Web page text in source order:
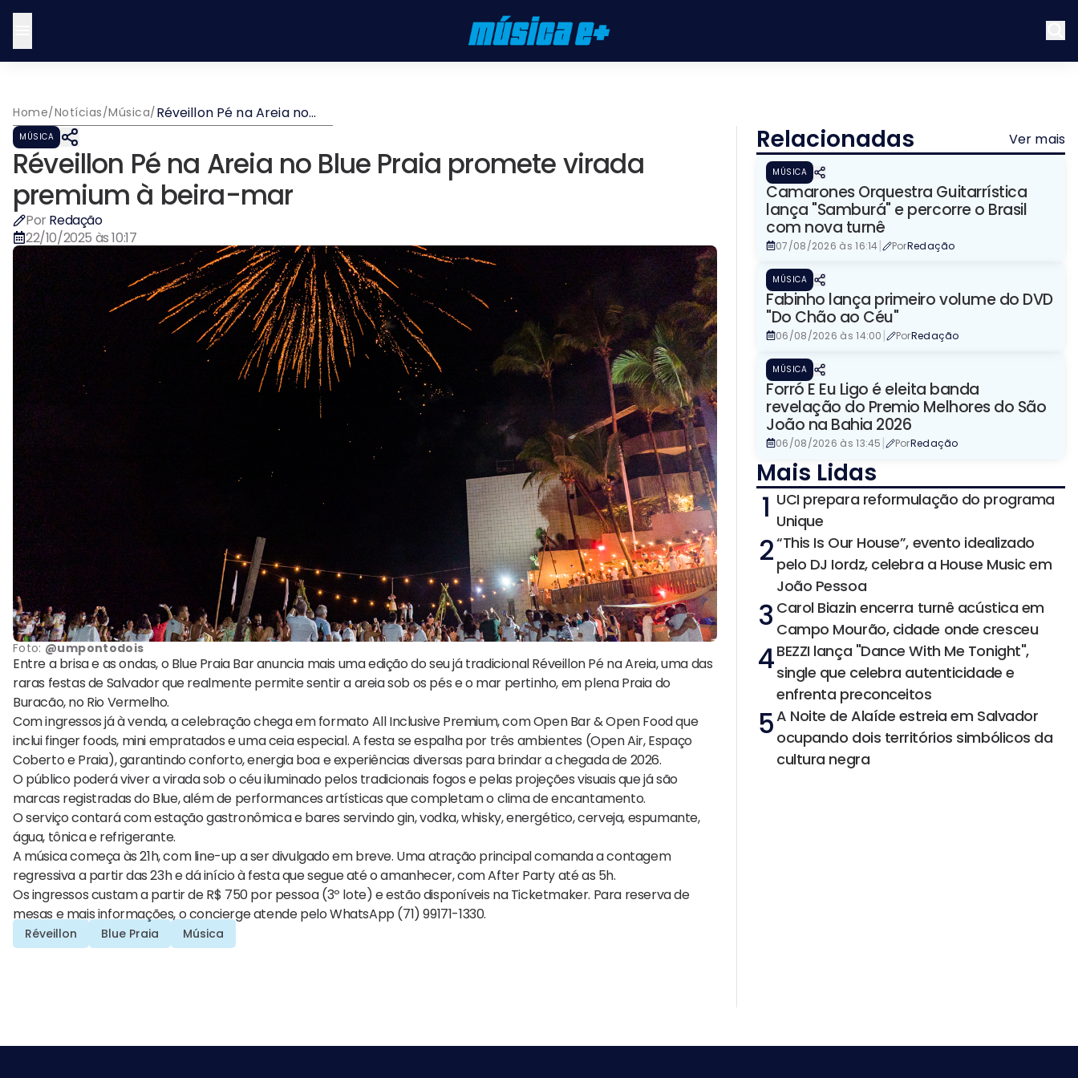
Home/Notícias/Música/Réveillon Pé na Areia no
Blue Praia promete virada
MÚSICA
Réveillon Pé na Areia no Blue Praia promete virada
premium à beira-mar
Por Redação
22/10/2025 às 10:17
Foto: @umpontodois
Entre a brisa e as ondas, o Blue Praia Bar anuncia mais uma edição do seu já tradicional Réveillon Pé na Areia, uma das
raras festas de Salvador que realmente permite sentir a areia sob os pés e o mar pertinho, em plena Praia do
Buracão, no Rio Vermelho.
Com ingressos já à venda, a celebração chega em formato All Inclusive Premium, com Open Bar & Open Food que
inclui finger foods, mini empratados e uma ceia especial. A festa se espalha por três ambientes (Open Air, Espaço
Coberto e Praia), garantindo conforto, energia boa e experiências diversas para brindar a chegada de 2026.
O público poderá viver a virada sob o céu iluminado pelos tradicionais fogos e pelas projeções visuais que já são
marcas registradas do Blue, além de performances artísticas que completam o clima de encantamento.
O serviço contará com estação gastronômica e bares servindo gin, vodka, whisky, energético, cerveja, espumante,
água, tônica e refrigerante.
A música começa às 21h, com line-up a ser divulgado em breve. Uma atração principal comanda a contagem
regressiva a partir das 23h e dá início à festa que segue até o amanhecer, com After Party até as 5h.
Os ingressos custam a partir de R$ 750 por pessoa (3º lote) e estão disponíveis na Ticketmaker. Para reserva de
mesas e mais informações, o concierge atende pelo WhatsApp (71) 99171-1330.
Réveillon ​Blue Praia Música
Relacionadas Ver mais
MÚSICA
Camarones Orquestra Guitarrística
lança "Samburá" e percorre o Brasil
com nova turnê
07/08/2026 às 16:14 | PorRedação
MÚSICA
Fabinho lança primeiro volume do DVD
"Do Chão ao Céu"
06/08/2026 às 14:00 | PorRedação
MÚSICA
Forró E Eu Ligo é eleita banda
revelação do Premio Melhores do São
João na Bahia 2026
06/08/2026 às 13:45 | PorRedação
Mais Lidas
1 UCI prepara reformulação do programa
Unique
2“This Is Our House”, evento idealizado
pelo DJ Iordz, celebra a House Music em
João Pessoa
3 Carol Biazin encerra turnê acústica em
Campo Mourão, cidade onde cresceu
4BEZZI lança "Dance With Me Tonight",
single que celebra autenticidade e
enfrenta preconceitos
5A Noite de Alaíde estreia em Salvador
ocupando dois territórios simbólicos da
cultura negra